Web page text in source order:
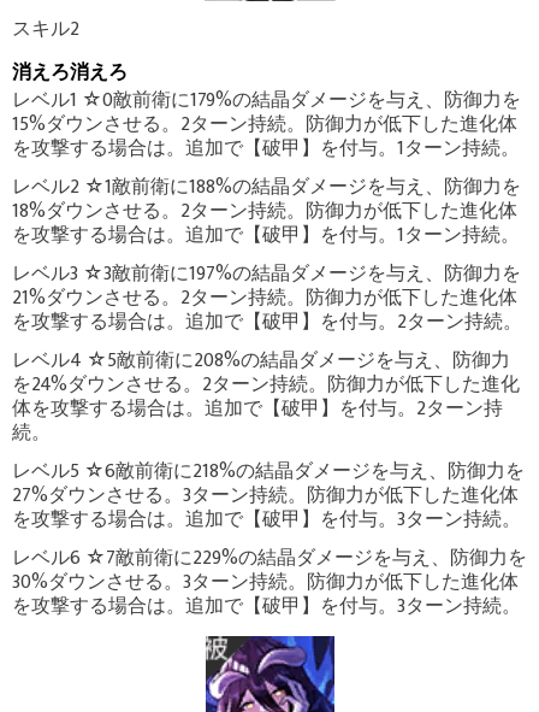
スキル2
消えろ消えろ
レベル1 ☆0敵前衛に179%の結晶ダメージを与え、防御力を
15%ダウンさせる。2ターン持続。防御力が低下した進化体
を攻撃する場合は。追加で【破甲】を付与。1ターン持続。
レベル2 ☆1敵前衛に188%の結晶ダメージを与え、防御力を
18%ダウンさせる。2ターン持続。防御力が低下した進化体
を攻撃する場合は。追加で【破甲】を付与。1ターン持続。
レベル3 ☆3敵前衛に197%の結晶ダメージを与え、防御力を
21%ダウンさせる。2ターン持続。防御力が低下した進化体
を攻撃する場合は。追加で【破甲】を付与。2ターン持続。
レベル4 ☆5敵前衛に208%の結晶ダメージを与え、防御力
を24%ダウンさせる。2ターン持続。防御力が低下した進化
体を攻撃する場合は。追加で【破甲】を付与。2ターン持
続。
レベル5 ☆6敵前衛に218%の結晶ダメージを与え、防御力を
27%ダウンさせる。3ターン持続。防御力が低下した進化体
を攻撃する場合は。追加で【破甲】を付与。3ターン持続。
レベル6 ☆7敵前衛に229%の結晶ダメージを与え、防御力を
30%ダウンさせる。3ターン持続。防御力が低下した進化体
を攻撃する場合は。追加で【破甲】を付与。3ターン持続。